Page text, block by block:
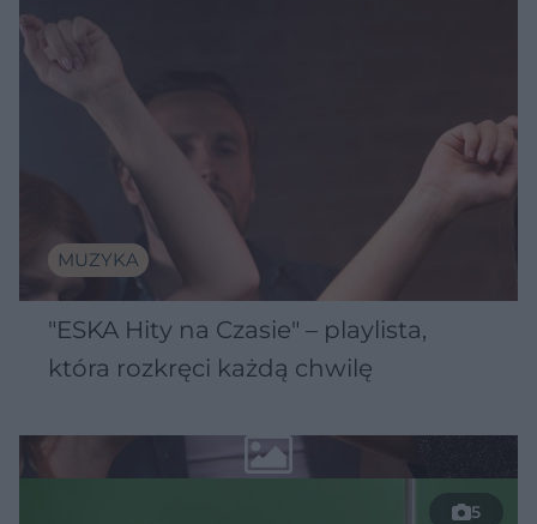
MUZYKA
"ESKA Hity na Czasie" – playlista,
która rozkręci każdą chwilę
5